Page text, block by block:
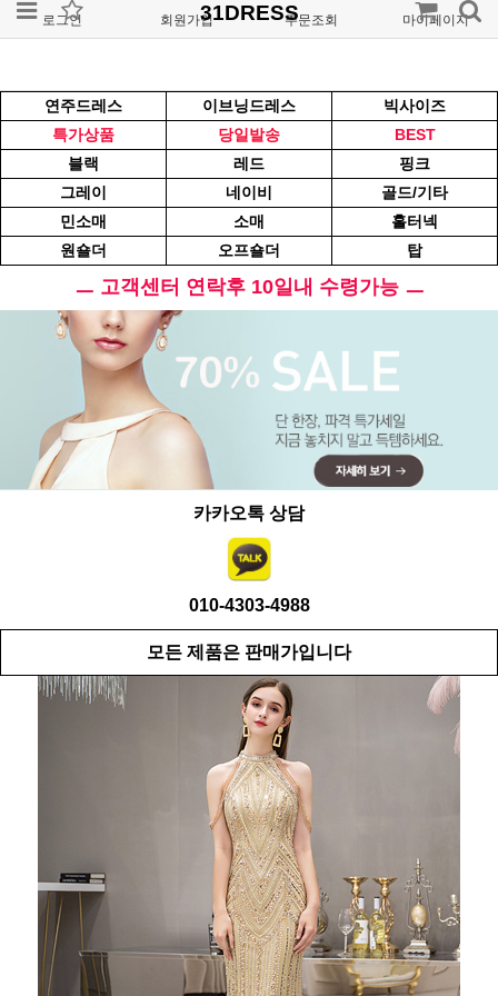
로그인 회원가입 주문조회 마이페이지
31DRESS
연주드레스 이브닝드레스
빅사이즈
특가상품
당일발송
BEST
블랙
레드
핑크
그레이
네이비
골드/기타
민소매
소매
홀터넥
원숄더
오프숄더 탑
ㅡ 고객센터 연락후 10일내 수령가능 ㅡ
카카오톡 상담
010-4303-4988
모든 제품은 판매가입니다